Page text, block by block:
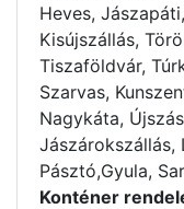
Heves,
Kisújszállás,
Tiszaföldvár,
Szarvas,
Nagykáta,
Jászárokszállás,
Pásztó,Gyula,
Konténer